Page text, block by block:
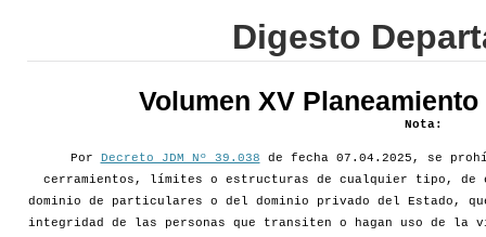
Digesto
Volumen XV
Nota:
Por Decreto JDM Nº 39.038 de fecha 07.04.2025, se
cerramientos, límites o estructuras de cualquier tipo, de
dominio de particulares o del dominio privado del Estado,
integridad de las personas que transiten o hagan uso de la